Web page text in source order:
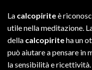
La calcopiriteè
utile nella meditazione.
della calcopiriteha un
può aiutare a pensare in
la sensibilità e ricettività.